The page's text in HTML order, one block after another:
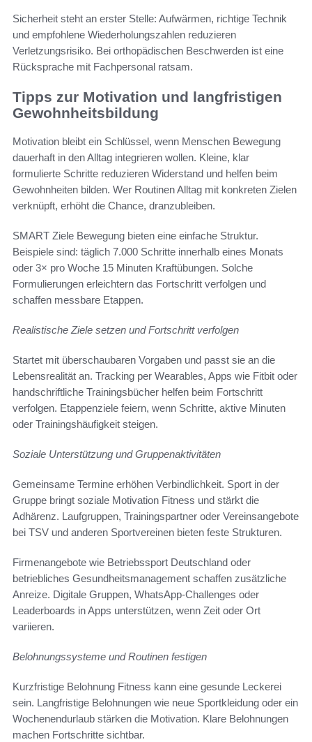
Sicherheit steht an erster Stelle: Aufwärmen, richtige Technik
und empfohlene Wiederholungszahlen reduzieren
Verletzungsrisiko. Bei orthopädischen Beschwerden ist eine
Rücksprache mit Fachpersonal ratsam.
Tipps zur Motivation und langfristigen
Gewohnheitsbildung
Motivation bleibt ein Schlüssel, wenn Menschen Bewegung
dauerhaft in den Alltag integrieren wollen. Kleine, klar
formulierte Schritte reduzieren Widerstand und helfen beim
Gewohnheiten bilden. Wer Routinen Alltag mit konkreten Zielen
verknüpft, erhöht die Chance, dranzubleiben.
SMART Ziele Bewegung bieten eine einfache Struktur.
Beispiele sind: täglich 7.000 Schritte innerhalb eines Monats
oder 3× pro Woche 15 Minuten Kraftübungen. Solche
Formulierungen erleichtern das Fortschritt verfolgen und
schaffen messbare Etappen.
Realistische Ziele setzen und Fortschritt verfolgen
Startet mit überschaubaren Vorgaben und passt sie an die
Lebensrealität an. Tracking per Wearables, Apps wie Fitbit oder
handschriftliche Trainingsbücher helfen beim Fortschritt
verfolgen. Etappenziele feiern, wenn Schritte, aktive Minuten
oder Trainingshäufigkeit steigen.
Soziale Unterstützung und Gruppenaktivitäten
Gemeinsame Termine erhöhen Verbindlichkeit. Sport in der
Gruppe bringt soziale Motivation Fitness und stärkt die
Adhärenz. Laufgruppen, Trainingspartner oder Vereinsangebote
bei TSV und anderen Sportvereinen bieten feste Strukturen.
Firmenangebote wie Betriebssport Deutschland oder
betriebliches Gesundheitsmanagement schaffen zusätzliche
Anreize. Digitale Gruppen, WhatsApp-Challenges oder
Leaderboards in Apps unterstützen, wenn Zeit oder Ort
variieren.
Belohnungssysteme und Routinen festigen
Kurzfristige Belohnung Fitness kann eine gesunde Leckerei
sein. Langfristige Belohnungen wie neue Sportkleidung oder ein
Wochenendurlaub stärken die Motivation. Klare Belohnungen
machen Fortschritte sichtbar.